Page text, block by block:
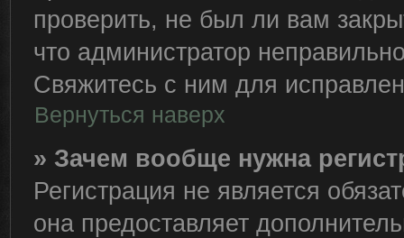
проверить, не был ли вам
что администратор
Свяжитесь с ним для
Вернуться наверх
» Зачем вообще нужна
Регистрация не является
она предоставляет